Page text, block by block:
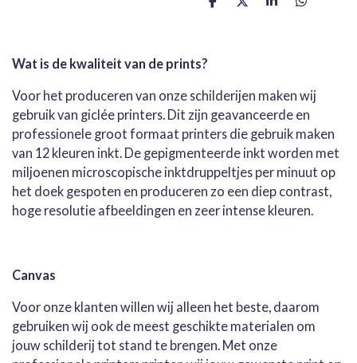
D
D
S
D
Wat is de kwaliteit van de prints?
Voor het produceren van onze schilderijen maken wij
gebruik van giclée printers. Dit zijn geavanceerde en
professionele groot formaat printers die gebruik maken
van 12 kleuren inkt. De gepigmenteerde inkt worden met
miljoenen microscopische inktdruppeltjes per minuut op
het doek gespoten en produceren zo een diep contrast,
hoge resolutie afbeeldingen en zeer intense kleuren.
Canvas
Voor onze klanten willen wij alleen het beste, daarom
gebruiken wij ook de meest geschikte materialen om
jouw schilderij tot stand te brengen. Met onze